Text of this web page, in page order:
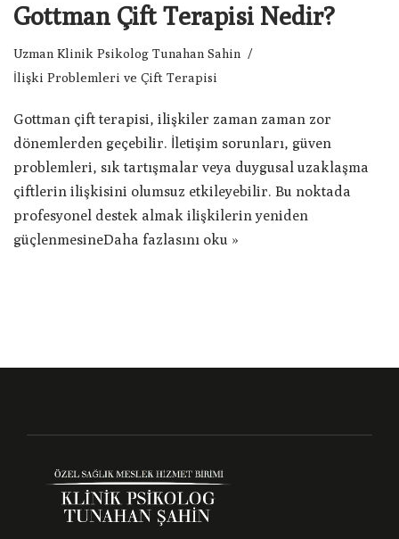
Gottman Çift Terapisi Nedir?
Uzman Klinik Psikolog Tunahan Sahin
İlişki Problemleri ve Çift Terapisi
Gottman çift terapisi, ilişkiler zaman zaman zor
dönemlerden geçebilir. İletişim sorunları, güven
problemleri, sık tartışmalar veya duygusal uzaklaşma
çiftlerin ilişkisini olumsuz etkileyebilir. Bu noktada
profesyonel destek almak ilişkilerin yeniden
güçlenmesineDaha fazlasını oku »